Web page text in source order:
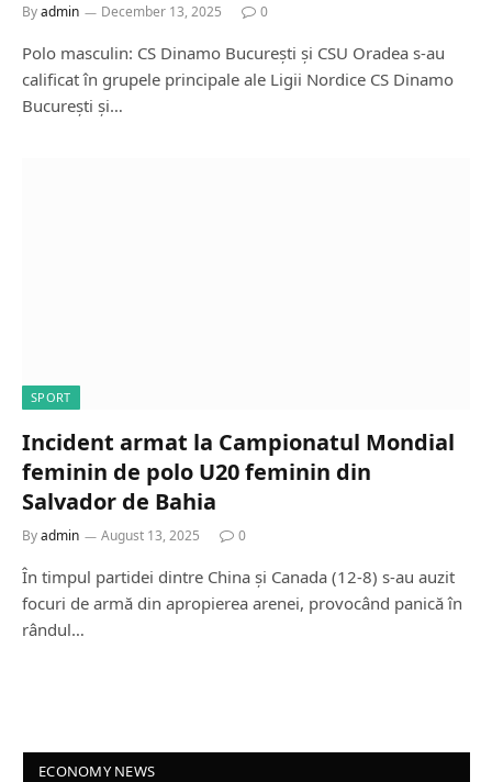
Byadmin December 13, 2025 0
Polo masculin: CS Dinamo București și CSU Oradea s-au
calificat în grupele principale ale Ligii Nordice CS Dinamo
București și…
SPORT
Incident armat la Campionatul Mondial
feminin de polo U20 feminin din
Salvador de Bahia
Byadmin August 13, 2025 0
În timpul partidei dintre China și Canada (12-8) s-au auzit
focuri de armă din apropierea arenei, provocând panică în
rândul…
ECONOMY NEWS